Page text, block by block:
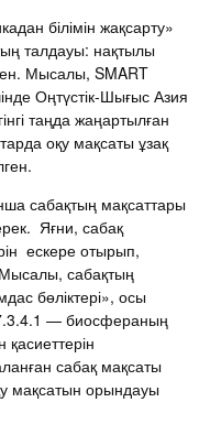
білімін жақсарту»
талдауы: нақтылы
Мысалы, SMART
Оңтүстік-Шығыс Азия
таңда жаңартылған
оқу мақсаты ұзақ
сабақтың мақсаттары
Яғни, сабақ
ескере отырып,
сабақтың
бөліктері», осы
— биосфераның
сабақ мақсаты
мақсатын орындауы